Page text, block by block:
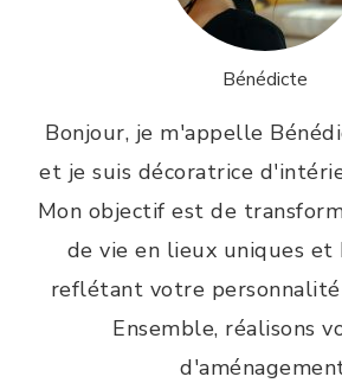
Bénédicte
Bonjour, je m'appelle
et je suis décoratrice
Mon objectif est de
de vie en lieux uniques et
reflétant votre
Ensemble, réalisons